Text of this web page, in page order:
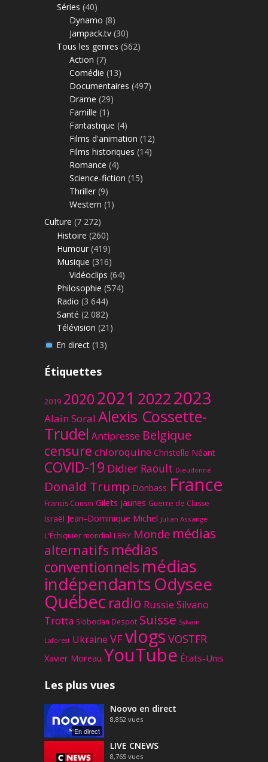
Séries (40)
Dynamo (8)
Jampack.tv (30)
Tous les genres (562)
Action (7)
Comédie (13)
Documentaires (497)
Drame (29)
Famille (1)
Fantastique (4)
Films d'animation (12)
Films historiques (14)
Romance (4)
Science-fiction (15)
Thriller (9)
Western (1)
Culture (7 272)
Histoire (260)
Humour (419)
Musique (316)
Vidéoclips (64)
Philosophie (574)
Radio (3 644)
Santé (2 082)
Télévision (21)
En direct(13)
Étiquettes
2019 20202021 20222023
Alain Soral Alexis Cossette-
Trudel Antipresse Belgique
censure chloroquine Christelle Néant
COVID-19 Didier Raoult Dieudonné
Donald Trump Donbass France
Francis Cousin Gilets jaunes Guerre de Classe
Israël Jean-Dominique Michel Julian Assange
L'Échiquier mondial LBRY Monde médias
alternatifs médias
conventionnels médias
indépendantsOdysee
Québec radio Russie Silvano
Trotta Slobodan Despot Suisse Sylvain
Laforest Ukraine VFvlogs VOSTFR
Xavier Moreau YouTube États-Unis
Les plus vues
En direct
Noovo en direct
8,852 vues
LIVE CNEWS
8,765 vues